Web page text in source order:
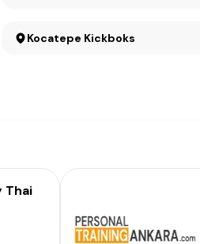
Kocatepe Kickboks
Thai